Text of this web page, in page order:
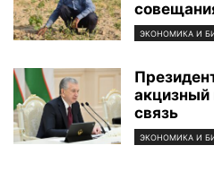
ЭКОНОМИКА И
акцизный
связь
ЭКОНОМИКА И